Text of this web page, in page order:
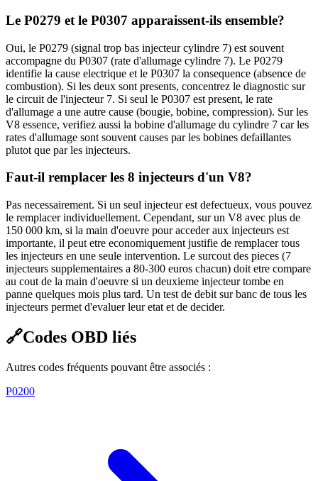
Le P0279 et le P0307 apparaissent-ils ensemble?
Oui, le P0279 (signal trop bas injecteur cylindre 7) est souvent
accompagne du P0307 (rate d'allumage cylindre 7). Le P0279
identifie la cause electrique et le P0307 la consequence (absence de
combustion). Si les deux sont presents, concentrez le diagnostic sur
le circuit de l'injecteur 7. Si seul le P0307 est present, le rate
d'allumage a une autre cause (bougie, bobine, compression). Sur les
V8 essence, verifiez aussi la bobine d'allumage du cylindre 7 car les
rates d'allumage sont souvent causes par les bobines defaillantes
plutot que par les injecteurs.
Faut-il remplacer les 8 injecteurs d'un V8?
Pas necessairement. Si un seul injecteur est defectueux, vous pouvez
le remplacer individuellement. Cependant, sur un V8 avec plus de
150 000 km, si la main d'oeuvre pour acceder aux injecteurs est
importante, il peut etre economiquement justifie de remplacer tous
les injecteurs en une seule intervention. Le surcout des pieces (7
injecteurs supplementaires a 80-300 euros chacun) doit etre compare
au cout de la main d'oeuvre si un deuxieme injecteur tombe en
panne quelques mois plus tard. Un test de debit sur banc de tous les
injecteurs permet d'evaluer leur etat et de decider.
🔗Codes OBD liés
Autres codes fréquents pouvant être associés :
P0200